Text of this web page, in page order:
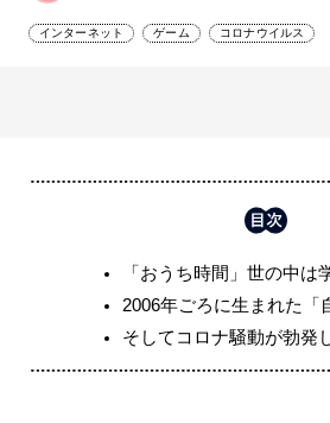
インターネット ゲーム コロナウイルス
「おうち時間」世の中は
2006年ごろに生まれた「
そしてコロナ騒動が勃発